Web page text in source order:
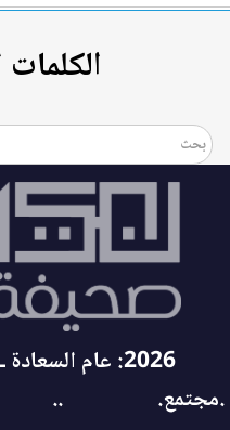
2026: عام السعادة ـ بقلم: اسماعيل الشريف
.مجتمع.
..